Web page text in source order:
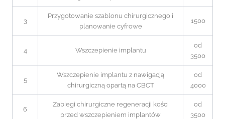
3
Przygotowanie szablonu chirurgicznego i
planowanie cyfrowe
1500
4 Wszczepienie implantu
od
3500
5
Wszczepienie implantu z nawigacją
chirurgiczną opartą na CBCT
od
4000
6
Zabiegi chirurgiczne regeneracji kości
przed wszczepieniem implantów
od
3500